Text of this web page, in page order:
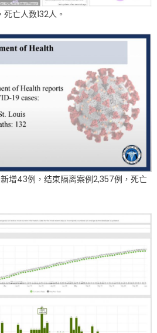
亡人数132人。
增43例，结束隔离案例2,357例，死亡